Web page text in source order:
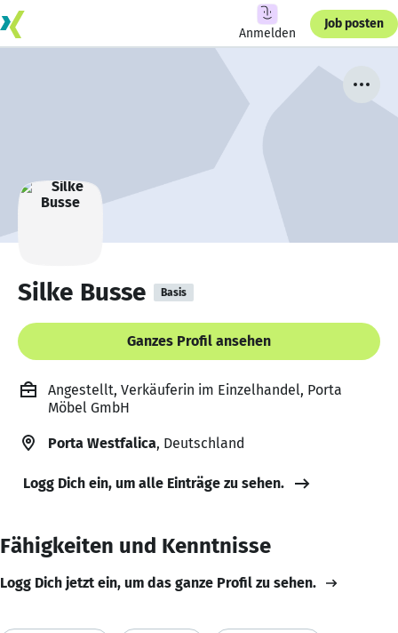
Anmelden
Job posten
Silke Busse Basis
Ganzes Profil ansehen
Angestellt, Verkäuferin im Einzelhandel, Porta
Möbel GmbH
Porta Westfalica, Deutschland
Logg Dich ein, um alle Einträge zu sehen.
Fähigkeiten und Kenntnisse
Logg Dich jetzt ein, um das ganze Profil zu sehen.